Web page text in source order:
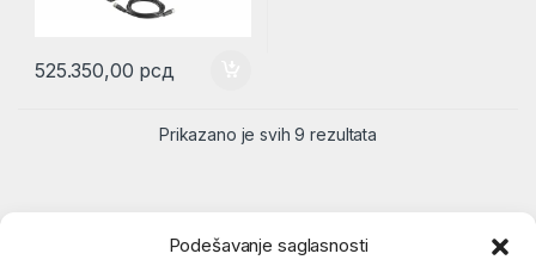
Podešavanje saglasnosti
525.350,00 рсд
Prikazano je svih 9 rezultata